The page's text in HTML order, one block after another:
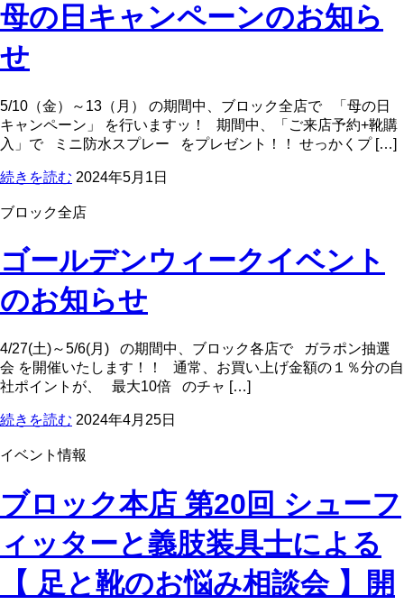
母の日キャンペーンのお知ら
せ
5/10（金）～13（月） の期間中、ブロック全店で 「母の日
キャンペーン」 を行いますッ！ 期間中、「ご来店予約+靴購
入」で ミニ防水スプレー をプレゼント！！ せっかくプ […]
続きを読む 2024年5月1日
ブロック全店
ゴールデンウィークイベント
のお知らせ
4/27(土)～5/6(月) の期間中、ブロック各店で ガラポン抽選
会 を開催いたします！！ 通常、お買い上げ金額の１％分の自
社ポイントが、 最大10倍 のチャ […]
続きを読む 2024年4月25日
イベント情報
ブロック本店 第20回 シューフ
ィッターと義肢装具士による
【 足と靴のお悩み相談会 】開